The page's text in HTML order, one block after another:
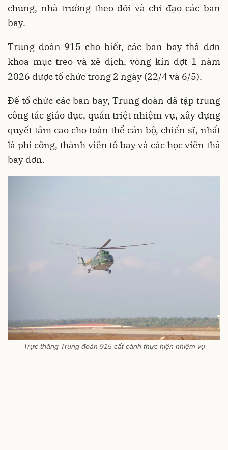
chủng, nhà trường theo dõi và chỉ đạo các ban
bay.
Trung đoàn 915 cho biết, các ban bay thả đơn
khoa mục treo và xê dịch, vòng kín đợt 1 năm
2026 được tổ chức trong 2 ngày (22/4 và 6/5).
Để tổ chức các ban bay, Trung đoàn đã tập trung
công tác giáo dục, quán triệt nhiệm vụ, xây dựng
quyết tâm cao cho toàn thể cán bộ, chiến sĩ, nhất
là phi công, thành viên tổ bay và các học viên thả
bay đơn.
Trực thăng Trung đoàn 915 cất cánh thực hiện nhiệm vụ